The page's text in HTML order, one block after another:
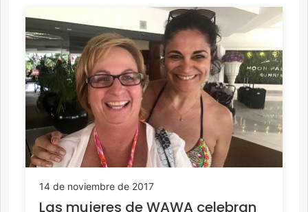
14 de noviembre de 2017
Las mujeres de WAWA celebran